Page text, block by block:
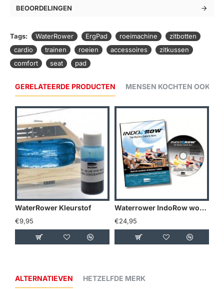
BEOORDELINGEN
Tags: WaterRower ErgPad roeimachine
zitbotten
cardio
trainen roeien accessoires
zitkussen
comfort
seat pad
GERELATEERDE PRODUCTEN MENSEN KOCHTEN OOK...
WaterRower Kleurstof
€9,95
Waterrower IndoRow workout DVD
€24,95
ALTERNATIEVEN HETZELFDE MERK